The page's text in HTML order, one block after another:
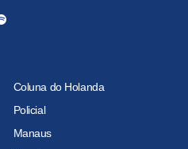
Coluna do Holanda
Policial
Manaus